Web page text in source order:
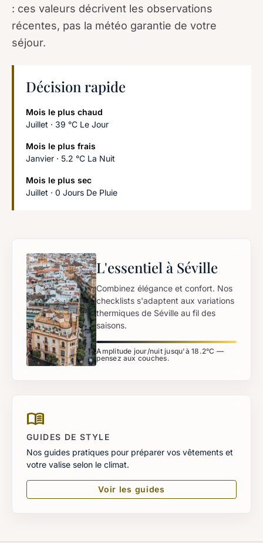
: ces valeurs décrivent les observations
récentes, pas la météo garantie de votre
séjour.
Décision rapide
Mois le plus chaud
Juillet · 39 °C Le Jour
Mois le plus frais
Janvier · 5.2 °C La Nuit
Mois le plus sec
Juillet · 0 Jours De Pluie
L'essentiel à Séville
Combinez élégance et confort. Nos
checklists s'adaptent aux variations
thermiques de Séville au fil des
saisons.
Amplitude jour/nuit jusqu'à 18.2°C —
pensez aux couches.
menu_book
GUIDES DE STYLE
Nos guides pratiques pour préparer vos vêtements et
votre valise selon le climat.
Voir les guides